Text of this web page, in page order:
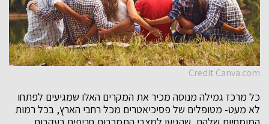
Credit Canva.com
כל מרכז גמילה מנוסה מכיר את המקרים האלו שמגיעים לפתחו
לא מעט- מטופלים של פסיכיאטרים מכל רחבי הארץ, בכל רמות